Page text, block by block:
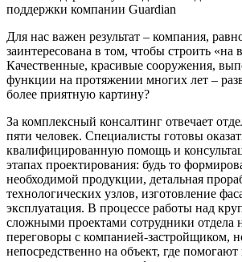
поддержки компании Guardian
Для нас важен результат – компания,
заинтересована в том, чтобы строить «на
Качественные, красивые сооружения,
функции на протяжении многих лет –
более приятную картину?
За комплексный консалтинг отвечает
пяти человек. Специалисты готовы
квалифицированную помощь и
этапах проектирования: будь то
необходимой продукции, детальная
технологических узлов, изготовление
эксплуатация. В процессе работы над
сложными проектами сотрудники отдела
переговоры с компанией-застройщиком,
непосредственно на объект, где